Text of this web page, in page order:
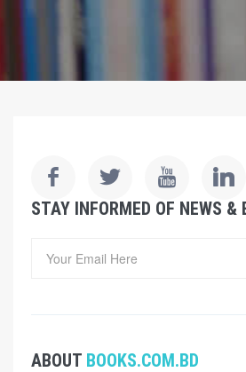
STAY INFORMED OF NEWS &
ABOUT BOOKS.COM.BD